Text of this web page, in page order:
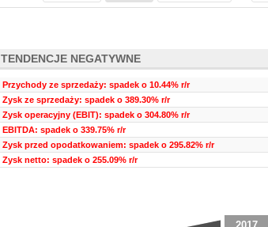
TENDENCJE NEGATYWNE
Przychody ze sprzedaży: spadek o 10.44% r/r
Zysk ze sprzedaży: spadek o 389.30% r/r
Zysk operacyjny (EBIT): spadek o 304.80% r/r
EBITDA: spadek o 339.75% r/r
Zysk przed opodatkowaniem: spadek o 295.82% r/r
Zysk netto: spadek o 255.09% r/r